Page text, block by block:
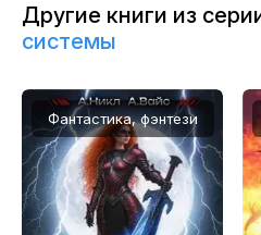
Другие книги из
системы
Фантастика, фэнтези